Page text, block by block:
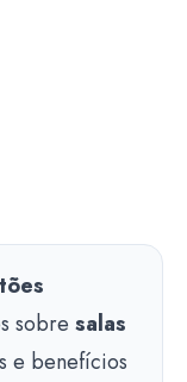
sobre salas
e benefícios